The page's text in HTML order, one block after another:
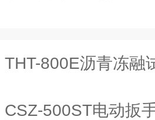
THT-800E沥青冻融
CSZ-500ST电动扳